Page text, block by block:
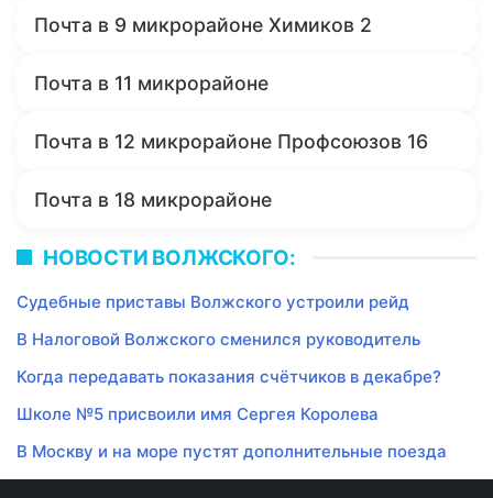
Почта в 9 микрорайоне Химиков 2
Почта в 11 микрорайоне
Почта в 12 микрорайоне Профсоюзов 16
Почта в 18 микрорайоне
НОВОСТИ ВОЛЖСКОГО:
Судебные приставы Волжского устроили рейд
В Налоговой Волжского сменился руководитель
Когда передавать показания счётчиков в декабре?
Школе №5 присвоили имя Сергея Королева
В Москву и на море пустят дополнительные поезда